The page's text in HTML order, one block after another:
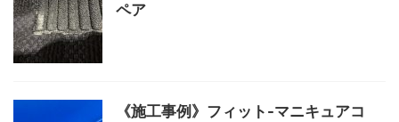
ペア
《施工事例》フィット-マニキュアコ